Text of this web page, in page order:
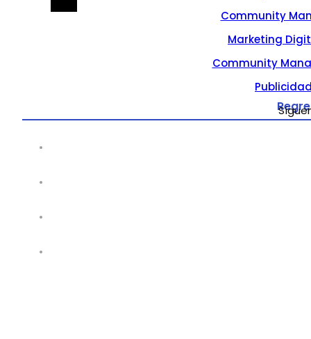
Community
Marketing
Community